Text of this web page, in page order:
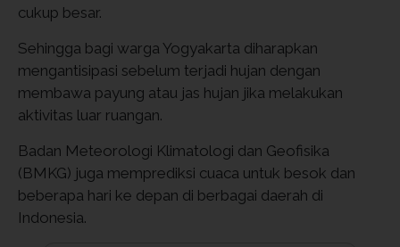
cukup besar.
Sehingga bagi warga Yogyakarta diharapkan
mengantisipasi sebelum terjadi hujan dengan
membawa payung atau jas hujan jika melakukan
aktivitas luar ruangan.
Badan Meteorologi Klimatologi dan Geofisika
(BMKG) juga memprediksi cuaca untuk besok dan
beberapa hari ke depan di berbagai daerah di
Indonesia.